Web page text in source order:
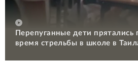
Перепуганные дети прятались
время стрельбы в школе в